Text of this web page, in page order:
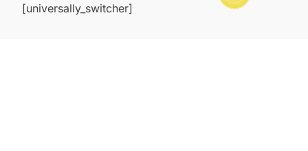
[universally_switcher]